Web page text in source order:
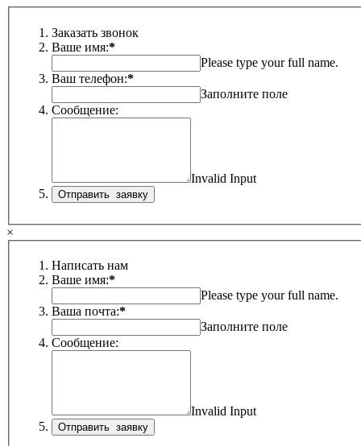
Заказать звонок
Ваше имя:*
Please type your full name.
Ваш телефон:*
Заполните поле
Сообщение:
Invalid Input
×
Написать нам
Ваше имя:*
Please type your full name.
Ваша почта:*
Заполните поле
Сообщение:
Invalid Input